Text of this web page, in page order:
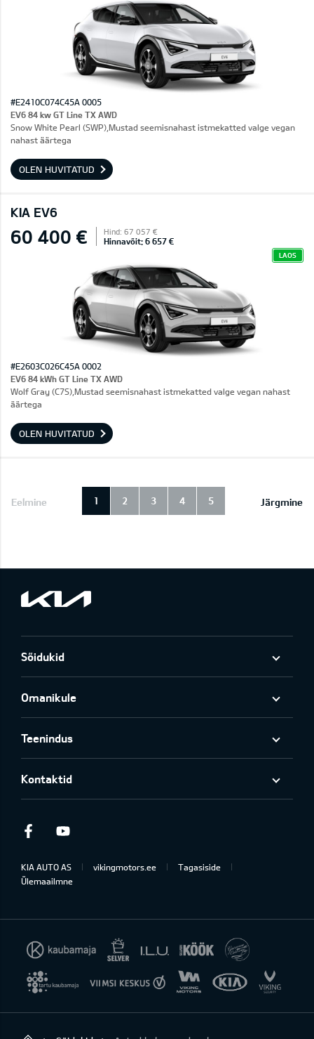
#E2410C074C45A 0005
EV6 84 kw GT Line TX AWD
Snow White Pearl (SWP),Mustad seemisnahast istmekatted valge vegan
nahast äärtega
OLEN HUVITATUD
KIA EV6
60 400 € Hind: 67 057 €
Hinnavõit: 6 657 €
LAOS
#E2603C026C45A 0002
EV6 84 kWh GT Line TX AWD
Wolf Gray (C7S),Mustad seemisnahast istmekatted valge vegan nahast
äärtega
OLEN HUVITATUD
Eelmine Järgmine
1 2 3 4 5
Sõidukid
Omanikule
Teenindus
Kontaktid
Facebook
KIA AUTO AS vikingmotors.ee
Tagasiside
Ülemaailmne